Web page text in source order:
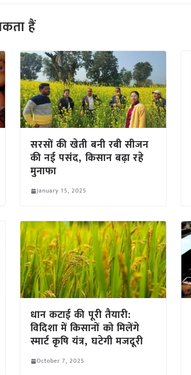
हैं
सरसों की खेती बनी रबी सीजन
की नई पसंद, किसान बढ़ा रहे
मुनाफा
January 15, 2025
धान कटाई की पूरी तैयारी:
विदिशा में किसानों को मिलेंगे
स्मार्ट कृषि यंत्र, घटेगी मजदूरी
October 7, 2025